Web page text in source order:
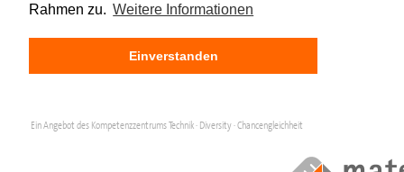
Rahmen zu. Weitere Informationen
Einverstanden
Ein Angebot des Kompetenzzentrums Technik · Diversity · Chancengleichheit